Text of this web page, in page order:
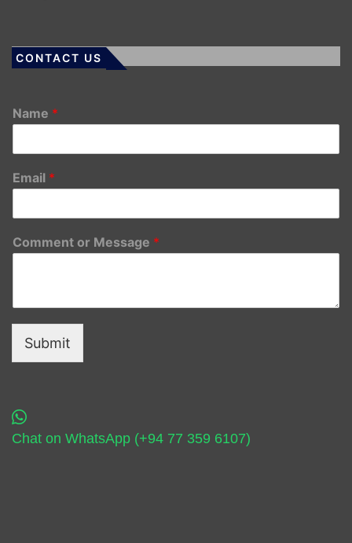
CONTACT US
Name *
Email *
Comment or Message *
Submit
Chat on WhatsApp (+94 77 359 6107)